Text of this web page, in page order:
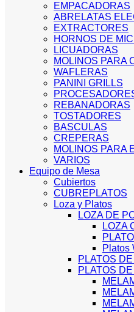
EMPACADORAS
ABRELATAS
EXTRACTORES
HORNOS DE
LICUADORAS
MOLINOS PARA
WAFLERAS
PANINI GRILLS
REBANADORAS
TOSTADORES
BASCULAS
CREPERAS
MOLINOS PARA
VARIOS
Equipo de Mesa
Cubiertos
CUBREPLATOS
Loza y Platos
LOZA DE
LOZA
Platos
PLATOS
PLATOS